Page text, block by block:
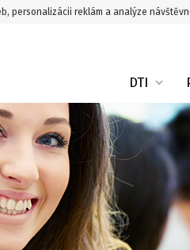
personalizácii reklám a analýze
DTI